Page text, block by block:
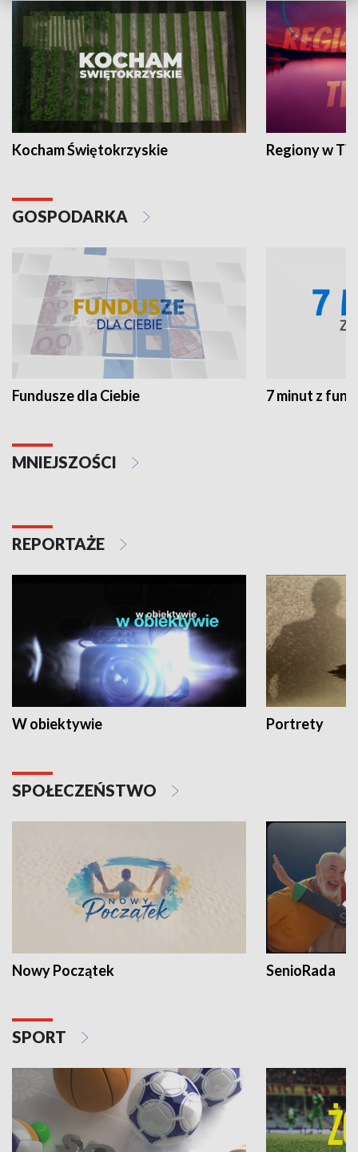
Kocham Świętokrzyskie Regiony w
GOSPODARKA
Fundusze dla Ciebie 7 minut z
MNIEJSZOŚCI
REPORTAŻE
W obiektywie Portrety
SPOŁECZEŃSTWO
Nowy Początek SenioRada
SPORT